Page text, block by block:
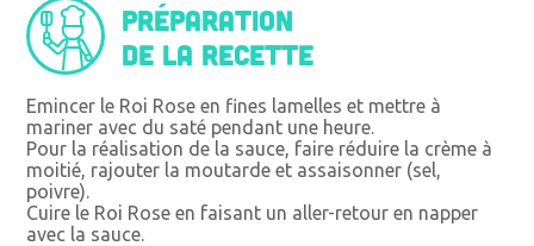
Préparation
de la recette
Emincer le Roi Rose en fines lamelles et mettre à
mariner avec du saté pendant une heure.
Pour la réalisation de la sauce, faire réduire la crème à
moitié, rajouter la moutarde et assaisonner (sel,
poivre).
Cuire le Roi Rose en faisant un aller-retour en napper
avec la sauce.